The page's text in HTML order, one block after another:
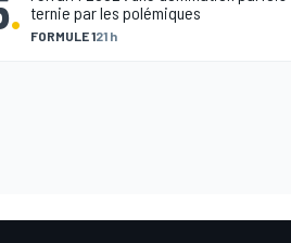
FORMULE 121 h
ternie par les polémiques